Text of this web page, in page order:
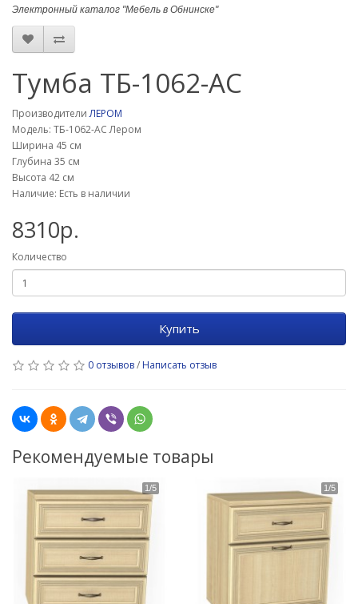
Электронный каталог "Мебель в Обнинске"
Тумба ТБ-1062-АС
ПроизводителиЛЕРОМ
Модель: ТБ-1062-АС Лером
Ширина 45 см
Глубина 35 см
Высота 42 см
Наличие: Есть в наличии
8310р.
Количество
Купить
0 отзывов/ Написать отзыв
Рекомендуемые товары